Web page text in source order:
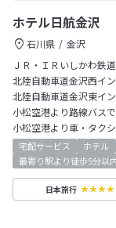
ホテル日航金沢
石川県
金沢
ＪＲ・ＩＲいしかわ鉄
北陸自動車道金沢西イ
北陸自動車道金沢東イ
小松空港より路線バス
小松空港より車・タク
宅配サービス ホテル
最寄り駅より徒歩5分以
日本旅行